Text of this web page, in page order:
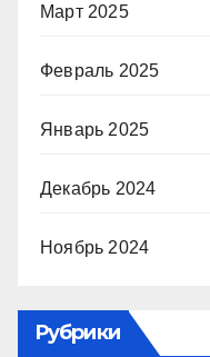
Март 2025
Февраль 2025
Январь 2025
Декабрь 2024
Ноябрь 2024
Рубрики